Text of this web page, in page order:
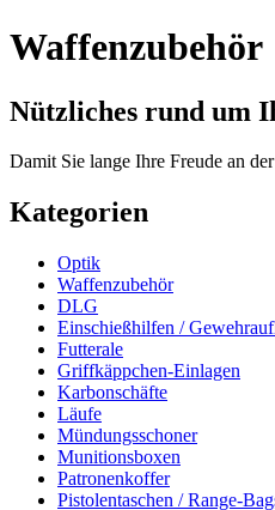
Nützliches rund um
Damit Sie lange Ihre Freude an
Kategorien
Optik
Waffenzubehör
DLG
Einschießhilfen /
Futterale
Griffkäppchen-Einlagen
Karbonschäfte
Läufe
Mündungsschoner
Munitionsboxen
Patronenkoffer
Pistolentaschen / Range-